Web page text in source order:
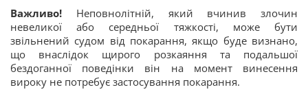
Важливо! Неповнолітній, який вчинив злочин
невеликої або середньої тяжкості, може бути
звільнений судом від покарання, якщо буде визнано,
що внаслідок щирого розкаяння та подальшої
бездоганної поведінки він на момент винесення
вироку не потребує застосування покарання.